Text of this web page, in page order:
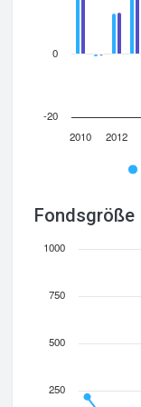
2010 2012
-20
0
Fondsgröße
250
500
750
1000